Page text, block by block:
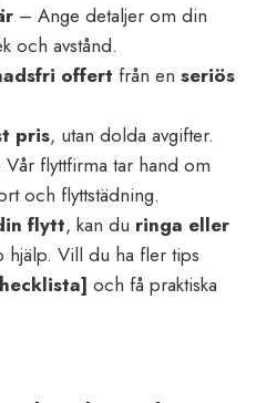
– Ange detaljer om din
och avstånd.
offert från en seriös
pris, utan dolda avgifter.
flyttfirma tar hand om
och flyttstädning.
flytt, kan du ringa eller
hjälp. Vill du ha fler tips
och få praktiska